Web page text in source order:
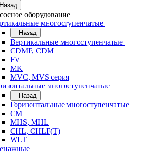
Назад
оборудование
многоступенчатые
Назад
Вертикальные многоступенчатые
CDMF, CDM
FV
MK
MVC, MVS серия
многоступенчатые
Назад
Горизонтальные многоступенчатые
CM
MHS, MHL
CHL, CHLF(T)
WLT